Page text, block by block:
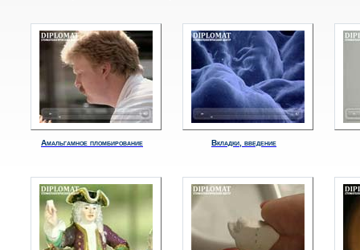
Амальгамное пломбирование Вкладки, введение